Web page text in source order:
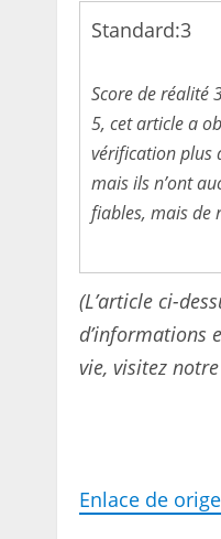
Standard:3
Score de réalité
5, cet article a
vérification plus
mais ils n’ont
fiables, mais de
(L’article ci-
d’informations
vie, visitez
Enlace de